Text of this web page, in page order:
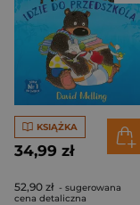
KSIĄŻKA
34,99 zł
52,90 zł - sugerowana
cena detaliczna